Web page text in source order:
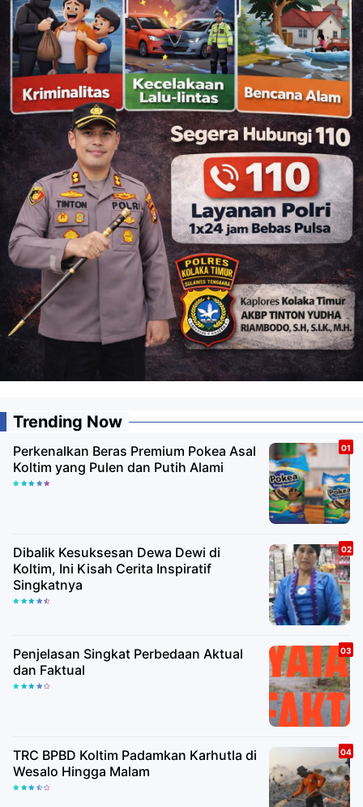
Trending Now
Perkenalkan Beras Premium Pokea Asal
Koltim yang Pulen dan Putih Alami
Dibalik Kesuksesan Dewa Dewi di
Koltim, Ini Kisah Cerita Inspiratif
Singkatnya
Penjelasan Singkat Perbedaan Aktual
dan Faktual
TRC BPBD Koltim Padamkan Karhutla di
Wesalo Hingga Malam